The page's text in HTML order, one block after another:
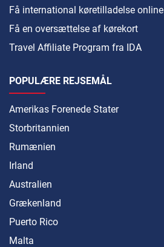
Få international køretilladelse online
Få en oversættelse af kørekort
Travel Affiliate Program fra IDA
POPULÆRE REJSEMÅL
Amerikas Forenede Stater
Storbritannien
Rumænien
Irland
Australien
Grækenland
Puerto Rico
Malta